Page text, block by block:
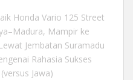
Honda Vario 125 Street
Mampir ke
Jembatan Suramadu
Rahasia Sukses
Jawa)